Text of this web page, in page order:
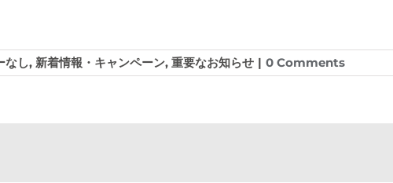
なし, 新着情報・キャンペーン, 重要なお知らせ | 0 Comments